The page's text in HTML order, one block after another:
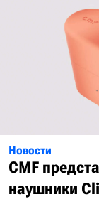
Новости
CMF
наушники